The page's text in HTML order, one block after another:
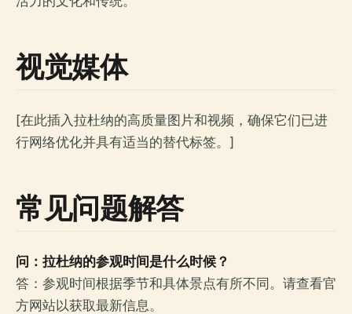
视觉媒体
[在此插入拉杜纳的高质量图片和视频，确保它们已进
行网络优化并具有适当的替代标签。]
常见问题解答
问：拉杜纳的参观时间是什么时候？
答：参观时间根据季节和具体景点有所不同。请查看官
方网站以获取最新信息。